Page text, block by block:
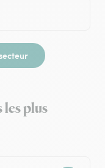
les plus